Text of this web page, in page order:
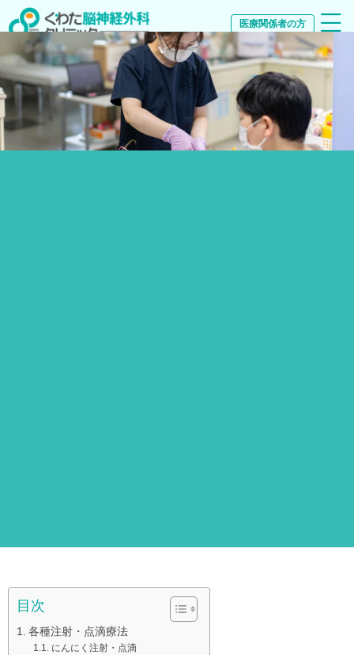
医療関係者の方
目次
各種注射・点滴療法
にんにく注射・点滴